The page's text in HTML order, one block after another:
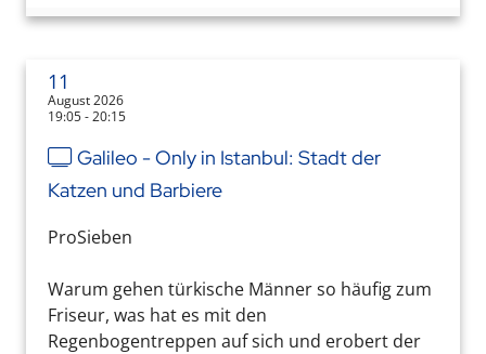
11
August 2026
19:05 - 20:15
Galileo - Only in Istanbul: Stadt der
Katzen und Barbiere
ProSieben
Warum gehen türkische Männer so häufig zum
Friseur, was hat es mit den
Regenbogentreppen auf sich und erobert der